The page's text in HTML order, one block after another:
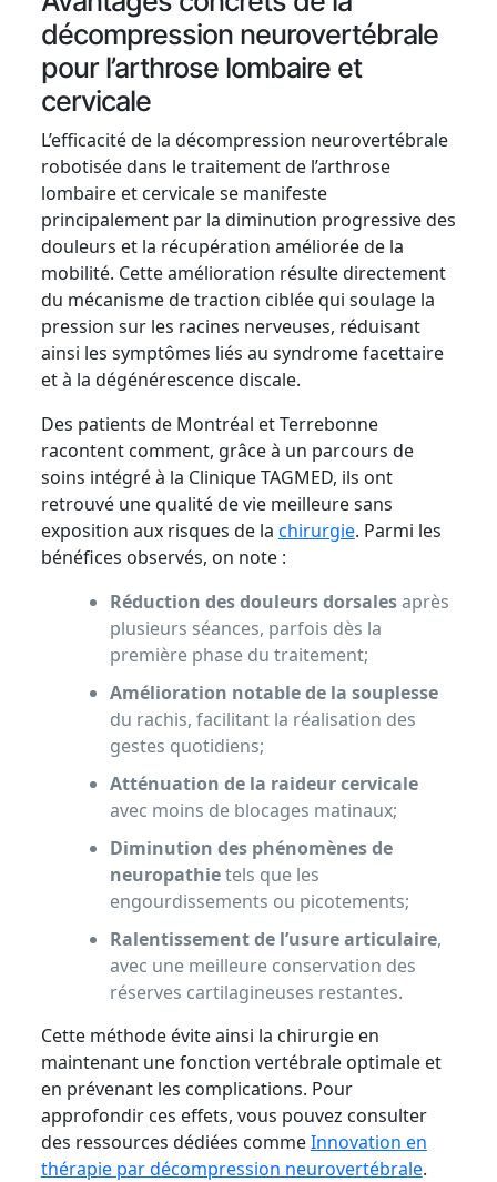
décompression neurovertébrale
pour l’arthrose lombaire et
cervicale
L’efficacité de la décompression neurovertébrale
robotisée dans le traitement de l’arthrose
lombaire et cervicale se manifeste
principalement par la diminution progressive des
douleurs et la récupération améliorée de la
mobilité. Cette amélioration résulte directement
du mécanisme de traction ciblée qui soulage la
pression sur les racines nerveuses, réduisant
ainsi les symptômes liés au syndrome facettaire
et à la dégénérescence discale.
Des patients de Montréal et Terrebonne
racontent comment, grâce à un parcours de
soins intégré à la Clinique TAGMED, ils ont
retrouvé une qualité de vie meilleure sans
exposition aux risques de la chirurgie. Parmi les
bénéfices observés, on note :
Réduction des douleurs dorsalesaprès
plusieurs séances, parfois dès la
première phase du traitement;
Amélioration notable de la souplesse
du rachis, facilitant la réalisation des
gestes quotidiens;
Atténuation de la raideur cervicale
avec moins de blocages matinaux;
Diminution des phénomènes de
neuropathietels que les
engourdissements ou picotements;
Ralentissement de l’usure articulaire,
avec une meilleure conservation des
réserves cartilagineuses restantes.
Cette méthode évite ainsi la chirurgie en
maintenant une fonction vertébrale optimale et
en prévenant les complications. Pour
approfondir ces effets, vous pouvez consulter
des ressources dédiées commeInnovation en
thérapie par décompression neurovertébrale.